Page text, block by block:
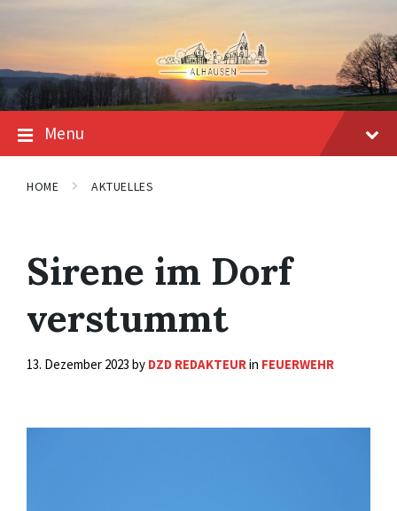
content
main
footer
Menu
HOME AKTUELLES
Sirene im Dorf
verstummt
13. Dezember 2023 by DZD REDAKTEURin FEUERWEHR